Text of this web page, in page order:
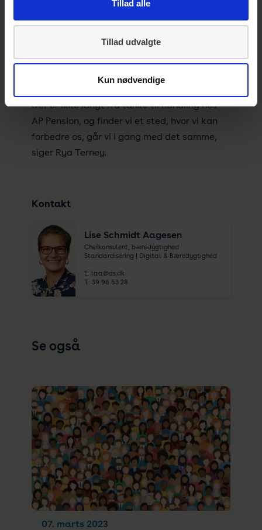
Tillad alle
Tillad udvalgte
Kun nødvendige
udvikle og udvide vores mål. Når vi har
opnået et mål, går vi videre til det næste. Så
udover at vi fortsætter arbejdet med
ligestilling, vil vi bruge standarden til at
Der er ikke langt fra tanke til handling hos
AP Pension, og finder vi et sted, hvor vi kan
forbedre os, går vi i gang med det samme,
siger Rya Terney.
Kontakt
Lise Schmidt Aagesen
Chefkonsulent, bæredygtighed
Standardisering | Digital & Bæredygtighed
E: laa@ds.dk
T: 39 96 63 28
Se også
07. marts 2023